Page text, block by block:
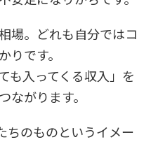
場。どれも自分ではコ
りです。
も入ってくる収入」を
ながります。
ちのものというイメー